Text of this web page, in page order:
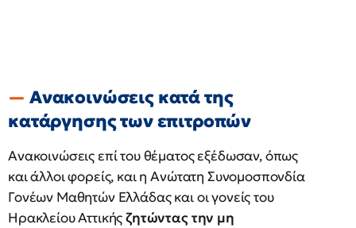
Ανακοινώσεις κατά της
κατάργησης των επιτροπών
Ανακοινώσεις επί του θέματος εξέδωσαν, όπως
και άλλοι φορείς, και η Ανώτατη Συνομοσπονδία
Γονέων Μαθητών Ελλάδας και οι γονείς του
Ηρακλείου Αττικήςζητώντας την μη